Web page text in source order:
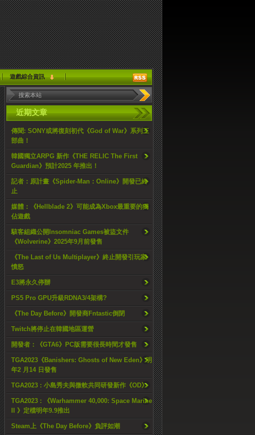
遊戲綜合資訊
近期文章
傳聞: SONY或將復刻初代《God of War》系列三
部曲！
韓國獨立ARPG 新作《THE RELIC The First
Guardian》預計2025 年推出！
記者：原計畫《Spider-Man：Online》開發已終
止
媒體：《Hellblade 2》可能成為Xbox最重要的獨
佔遊戲
駭客組織公開Insomniac Games被盜文件
《Wolverine》2025年9月前發售
《The Last of Us Multiplayer》終止開發引玩家
憤怒
E3將永久停辦
PS5 Pro GPU升級RDNA3/4架構?
《The Day Before》開發商Fntastic倒閉
Twitch將停止在韓國地區運營
開發者：《GTA6》PC版需要很長時間才發售
TGA2023《Banishers: Ghosts of New Eden》明
年2 月14 日發售
TGA2023 : 小島秀夫與微軟共同研發新作《OD》
TGA2023 : 《Warhammer 40,000: Space Marine
II 》定檔明年9.9推出
Steam上《The Day Before》負評如潮